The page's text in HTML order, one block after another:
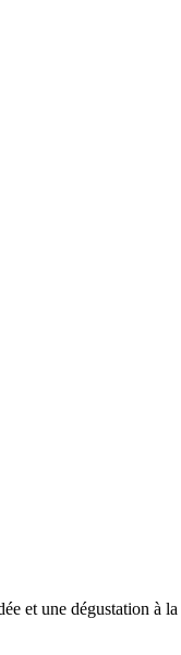
et une dégustation à